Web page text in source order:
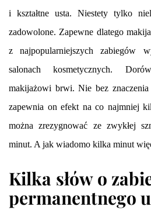
i kształtne usta. Niestety tylko
zadowolone. Zapewne dlatego
z najpopularniejszych zabiegów
salonach kosmetycznych.
makijażowi brwi. Nie bez
zapewnia on efekt na co najmniej
można zrezygnować ze zwykłej
minut. A jak wiadomo kilka minut
Kilka słów o
permanentnego